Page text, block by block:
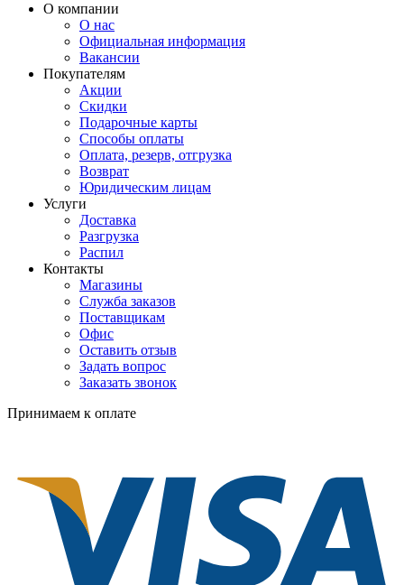
О компании
О нас
Официальная информация
Вакансии
Покупателям
Акции
Скидки
Подарочные карты
Способы оплаты
Оплата, резерв, отгрузка
Возврат
Юридическим лицам
Услуги
Доставка
Разгрузка
Распил
Контакты
Магазины
Служба заказов
Поставщикам
Офис
Оставить отзыв
Задать вопрос
Заказать звонок
Принимаем к оплате